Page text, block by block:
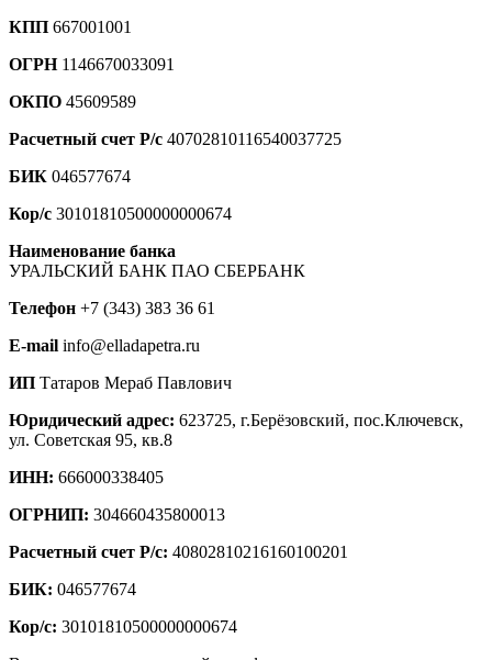
КПП 667001001
ОГРН 1146670033091
ОКПО 45609589
Расчетный счет Р/с 40702810116540037725
БИК 046577674
Кор/с 30101810500000000674
Наименование банка
УРАЛЬСКИЙ БАНК ПАО СБЕРБАНК
Телефон +7 (343) 383 36 61
E-mail info@elladapetra.ru
ИП Татаров Мераб Павлович
Юридический адрес: 623725, г.Берёзовский, пос.Ключевск,
ул. Советская 95, кв.8
ИНН: 666000338405
ОГРНИП: 304660435800013
Расчетный счет Р/с: 40802810216160100201
БИК: 046577674
Кор/с: 30101810500000000674